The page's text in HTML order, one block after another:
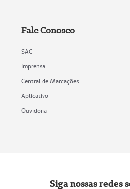
Fale Conosco
SAC
Imprensa
Central de Marcações
Aplicativo
Ouvidoria
Siga nossas redes